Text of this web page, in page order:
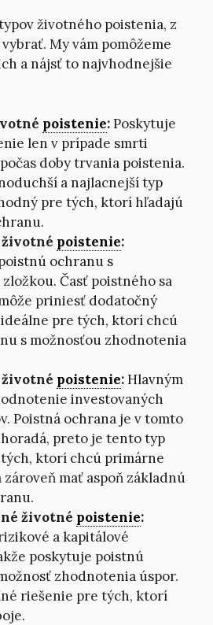
životného poistenia, z
My vám pomôžeme
a nájsť to najvhodnejšie
poistenie:Poskytuje
len v prípade smrti
doby trvania poistenia.
a najlacnejší typ
pre tých, ktorí hľadajú
poistenie:
ochranu s
Časť poistného sa
priniesť dodatočný
ideálne pre tých, ktorí chcú
s možnosťou zhodnotenia
poistenie:Hlavným
investovaných
Poistná ochrana je v tomto
preto je tento typ
ktorí chcú primárne
mať aspoň základnú
životné poistenie:
a kapitálové
poskytuje poistnú
zhodnotenia úspor.
riešenie pre tých, ktorí